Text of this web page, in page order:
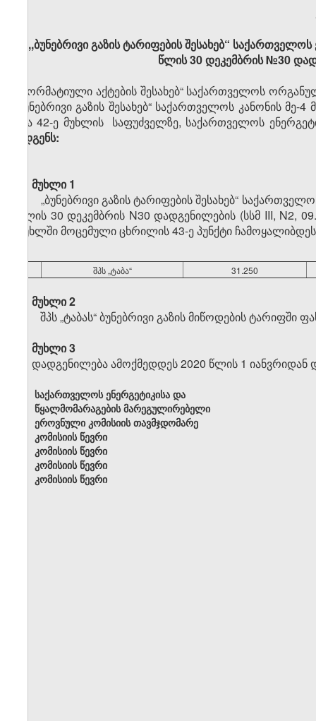
,,ბუნებრივი გაზის ტარიფების შესახებ“
წლის 30 დეკემბრის №30
„ნორმატიული აქტების შესახებ“ საქართველოს
ბუნებრივი გაზის შესახებ“ საქართველოს კანონის მე-
და 42-ე მუხლის საფუძველზე, საქართველოს
ადგენს:
მუხლი 1
„ბუნებრივი გაზის ტარიფების შესახებ“
წლის 30 დეკემბრის N30 დადგენილების (სსმ III, N2,
მუხლში მოცემული ცხრილის 43-ე პუნქტი
შპს „ტაბა“ 31.250
მუხლი 2
შპს „ტაბას“ ბუნებრივი გაზის მიწოდების
მუხლი 3
დადგენილება ამოქმედდეს 2020 წლის 1 იანვრიდან
საქართველოს ენერგეტიკისა და
წყალმომარაგების მარეგულირებელი
ეროვნული კომისიის თავმჯდომარე
კომისიის წევრი
კომისიის წევრი
კომისიის წევრი
კომისიის წევრი